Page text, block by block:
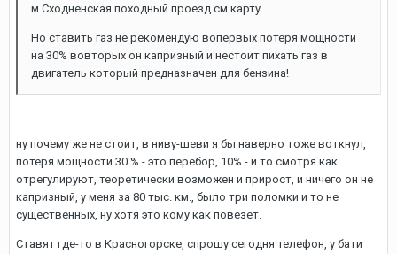
м.Сходненская.походный проезд см.карту
Но ставить газ не рекомендую вопервых потеря мощности
на 30% вовторых он капризный и нестоит пихать газ в
двигатель который предназначен для бензина!
ну почему же не стоит, в ниву-шеви я бы наверно тоже воткнул,
потеря мощности 30 % - это перебор, 10% - и то смотря как
отрегулируют, теоретически возможен и прирост, и ничего он не
капризный, у меня за 80 тыс. км., было три поломки и то не
существенных, ну хотя это кому как повезет.
Ставят где-то в Красногорске, спрошу сегодня телефон, у бати